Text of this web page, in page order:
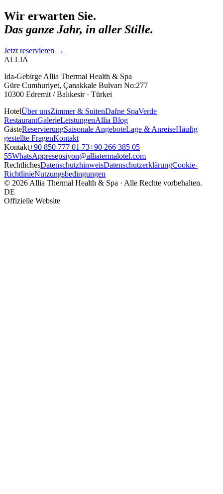
Wir erwarten Sie.
Das ganze Jahr, in aller Stille.
Jetzt reservieren →
ALLIA
Ida-Gebirge Allia Thermal Health & Spa
Güre Cumhuriyet, Çanakkale Bulvarı No:277
10300 Edremit / Balıkesir · Türkei
HotelÜber unsZimmer & SuitenDafne SpaVerde
RestaurantGalerieLeistungenAllia Blog
GästeReservierungSaisonale AngeboteLage & AnreiseHäufig
gestellte FragenKontakt
Kontakt+90 850 777 01 73+90 266 385 05
55WhatsAppresepsiyon@alliatermalotel.com
RechtlichesDatenschutzhinweisDatenschutzerklärungCookie-
RichtlinieNutzungsbedingungen
© 2026 Allia Thermal Health & Spa · Alle Rechte vorbehalten.
DE
Offizielle Website